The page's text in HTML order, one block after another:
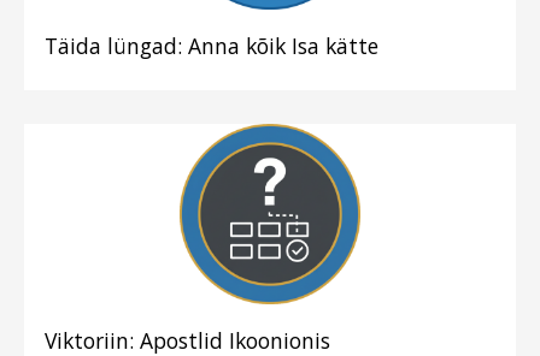
Täida lüngad: Anna kõik Isa kätte
Viktoriin: Apostlid Ikoonionis